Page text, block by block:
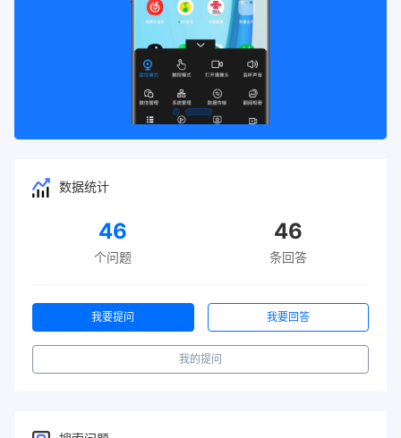
数据统计
46
个问题
46
条回答
我要提问 我要回答
我的提问